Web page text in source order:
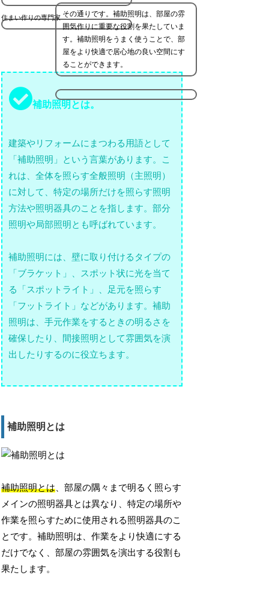
住まい作りの専門家 その通りです。補助照明は、部屋の雰
囲気作りに重要な役割を果たしていま
す。補助照明をうまく使うことで、部
屋をより快適で居心地の良い空間にす
ることができます。
補助照明とは。
建築やリフォームにまつわる用語として
「補助照明」という言葉があります。こ
れは、全体を照らす全般照明（主照明）
に対して、特定の場所だけを照らす照明
方法や照明器具のことを指します。部分
照明や局部照明とも呼ばれています。
補助照明には、壁に取り付けるタイプの
「ブラケット」、スポット状に光を当て
る「スポットライト」、足元を照らす
「フットライト」などがあります。補助
照明は、手元作業をするときの明るさを
確保したり、間接照明として雰囲気を演
出したりするのに役立ちます。
補助照明とは
補助照明とは、部屋の隅々まで明るく照らす
メインの照明器具とは異なり、特定の場所や
作業を照らすために使用される照明器具のこ
とです。補助照明は、作業をより快適にする
だけでなく、部屋の雰囲気を演出する役割も
果たします。